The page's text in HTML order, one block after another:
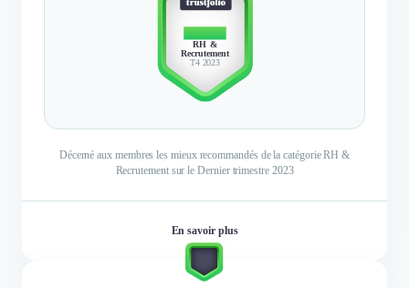
TOP 10
RH &
Recrutement
T4 2023
Décerné aux membres les mieux recommandés de la catégorie RH &
Recrutement sur le Dernier trimestre 2023
En savoir plus